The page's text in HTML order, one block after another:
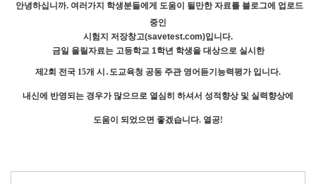
안녕하십니까. 여러가지 학생분들에게 도움이 될만한 자료를 블로그에 업로드
중인
시험지 저장창고(savetest.com)입니다.
금일 올릴자료는 고등학교 1학년 학생을 대상으로 실시한
제2회 전국 15개 시․도교육청 공동 주관 영어듣기능력평가 입니다.
내신에 반영되는 경우가 많으므로 열심히 하셔서 성적향상 및 실력향상에
도움이 되었으면 좋겠습니다. 열공!